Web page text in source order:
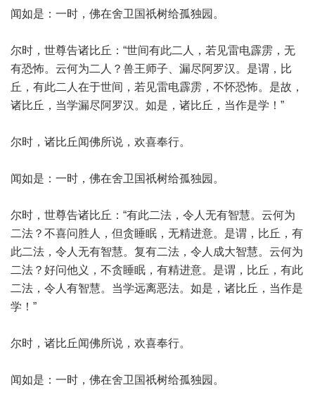
闻如是：一时，佛在舍卫国祇树给孤独园。
尔时，世尊告诸比丘：“世间有此二人，若见雷电霹雳，无
有恐怖。云何为二人？兽王师子、漏尽阿罗汉。是谓，比
丘，有此二人在于世间，若见雷电霹雳，不怀恐怖。是故，
诸比丘，当学漏尽阿罗汉。如是，诸比丘，当作是学！”
尔时，诸比丘闻佛所说，欢喜奉行。
闻如是：一时，佛在舍卫国祇树给孤独园。
尔时，世尊告诸比丘：“有此二法，令人无有智慧。云何为
二法？不喜问胜人，但贪睡眠，无精进意。是谓，比丘，有
此二法，令人无有智慧。复有二法，令人成大智慧。云何为
二法？好问他义，不贪睡眠，有精进意。是谓，比丘，有此
二法，令人有智慧。当学远离恶法。如是，诸比丘，当作是
学！”
尔时，诸比丘闻佛所说，欢喜奉行。
闻如是：一时，佛在舍卫国祇树给孤独园。